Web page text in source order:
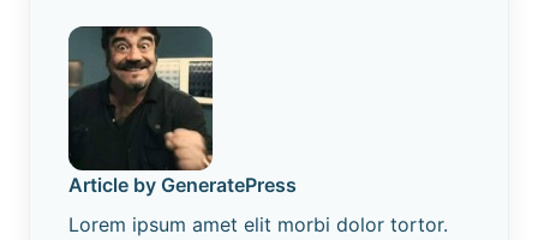
Article by GeneratePress
Lorem ipsum amet elit morbi dolor tortor.